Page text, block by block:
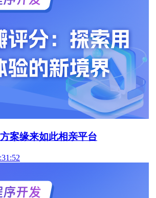
案缘来如此相亲平台